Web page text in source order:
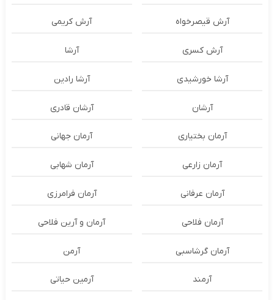
آرش قیصرخواه آرش کریمی
آرش کسری آرشا
آرشا خورشیدی آرشا رادین
آرشان آرشان قادری
آرمان بختیاری آرمان جهانی
آرمان زارعی آرمان شهابی
آرمان عرفانی آرمان فرامرزی
آرمان فلاحی آرمان و آرین فلاحی
آرمان گرشاسبی آرمن
آرمند آرمین حیاتی